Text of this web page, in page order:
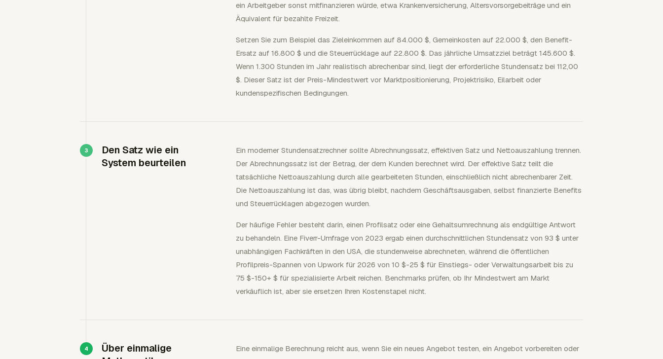
ein Arbeitgeber sonst mitfinanzieren würde, etwa Krankenversicherung, Altersvorsorgebeiträge und ein
Äquivalent für bezahlte Freizeit.
Setzen Sie zum Beispiel das Zieleinkommen auf 84.000 $, Gemeinkosten auf 22.000 $, den Benefit-
Ersatz auf 16.800 $ und die Steuerrücklage auf 22.800 $. Das jährliche Umsatzziel beträgt 145.600 $.
Wenn 1.300 Stunden im Jahr realistisch abrechenbar sind, liegt der erforderliche Stundensatz bei 112,00
$. Dieser Satz ist der Preis-Mindestwert vor Marktpositionierung, Projektrisiko, Eilarbeit oder
kundenspezifischen Bedingungen.
Den Satz wie ein
System beurteilen
Ein moderner Stundensatzrechner sollte Abrechnungssatz, effektiven Satz und Nettoauszahlung trennen.
Der Abrechnungssatz ist der Betrag, der dem Kunden berechnet wird. Der effektive Satz teilt die
tatsächliche Nettoauszahlung durch alle gearbeiteten Stunden, einschließlich nicht abrechenbarer Zeit.
Die Nettoauszahlung ist das, was übrig bleibt, nachdem Geschäftsausgaben, selbst finanzierte Benefits
und Steuerrücklagen abgezogen wurden.
Der häufige Fehler besteht darin, einen Profilsatz oder eine Gehaltsumrechnung als endgültige Antwort
zu behandeln. Eine Fiverr-Umfrage von 2023 ergab einen durchschnittlichen Stundensatz von 93 $ unter
unabhängigen Fachkräften in den USA, die stundenweise abrechneten, während die öffentlichen
Profilpreis-Spannen von Upwork für 2026 von 10 $-25 $ für Einstiegs- oder Verwaltungsarbeit bis zu
75 $-150+ $ für spezialisierte Arbeit reichen. Benchmarks prüfen, ob Ihr Mindestwert am Markt
verkäuflich ist, aber sie ersetzen Ihren Kostenstapel nicht.
Über einmalige
Eine einmalige Berechnung reicht aus, wenn Sie ein neues Angebot testen, ein Angebot vorbereiten oder